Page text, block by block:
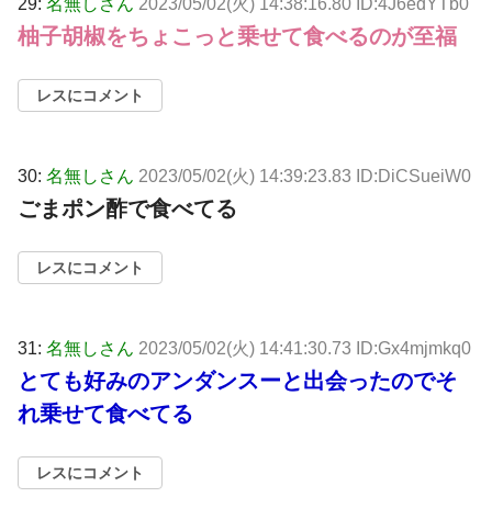
柚子胡椒をちょこっと乗せて食べるのが至福
レスにコメント
30: 名無しさん 2023/05/02(火) 14:39:23.83 ID:DiCSueiW0
ごまポン酢で食べてる
レスにコメント
31: 名無しさん 2023/05/02(火) 14:41:30.73 ID:Gx4mjmkq0
とても好みのアンダンスーと出会ったのでそ
れ乗せて食べてる
レスにコメント